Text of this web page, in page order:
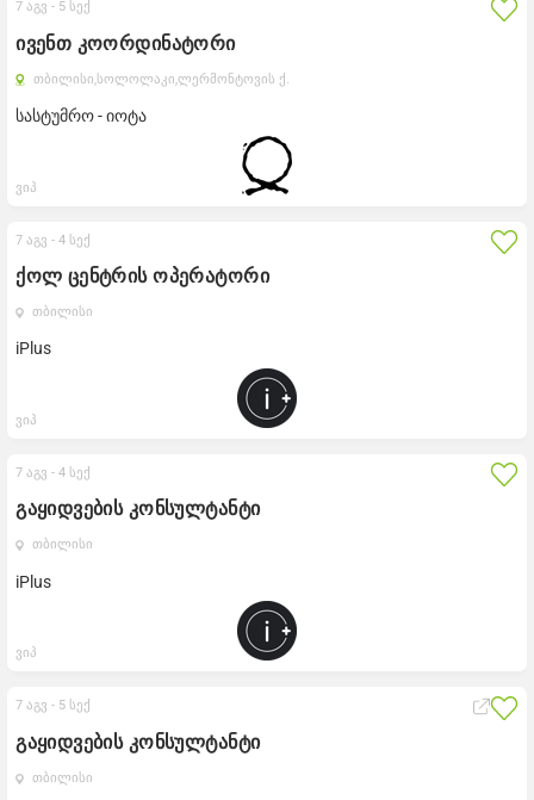
ივენთ კოორდინატორი
თბილისი,სოლოლაკი,ლერმონტოვის ქ.
სასტუმრო - იოტა
7 აგვ - 5 სექ
ვიპ
ქოლ ცენტრის ოპერატორი
თბილისი
iPlus
7 აგვ -4 სექ
ვიპ
გაყიდვების კონსულტანტი
თბილისი
iPlus
7 აგვ -4 სექ
ვიპ
გაყიდვების კონსულტანტი
თბილისი
7 აგვ - 5 სექ